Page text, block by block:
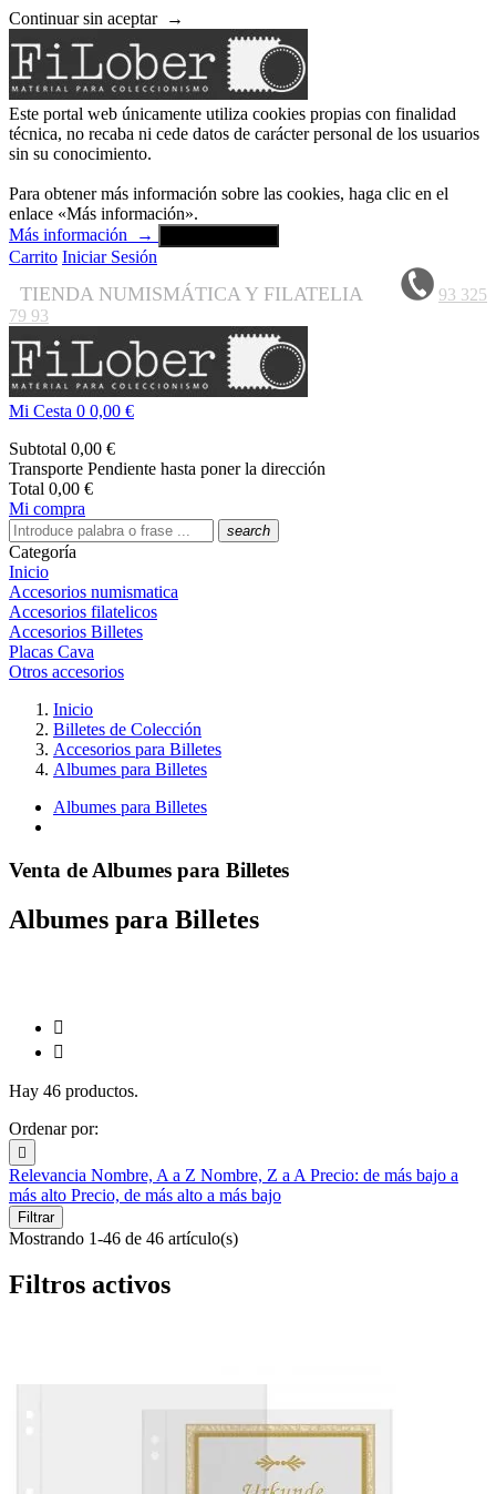
Continuar sin aceptar →
Este portal web únicamente utiliza cookies propias con finalidad
técnica, no recaba ni cede datos de carácter personal de los usuarios
sin su conocimiento.
Para obtener más información sobre las cookies, haga clic en el
enlace «Más información».
Más información
→
Carrito Iniciar Sesión
TIENDA NUMISMÁTICA Y FILATELIA
93 325
79 93
Mi Cesta 0 0,00 €
Subtotal 0,00 €
Transporte Pendiente hasta poner la dirección
Total 0,00 €
Mi compra
search
Categoría
Inicio
Accesorios numismatica
Accesorios filatelicos
Accesorios Billetes
Placas Cava
Otros accesorios
Inicio
Billetes de Colección
Accesorios para Billetes
Albumes para Billetes
Albumes para Billetes
Venta de Albumes para Billetes
Albumes para Billetes


Hay 46 productos.
Ordenar por:

Relevancia Nombre, A a Z Nombre, Z a A Precio: de más bajo a
más alto Precio, de más alto a más bajo
Filtrar
Mostrando 1-46 de 46 artículo(s)
Filtros activos